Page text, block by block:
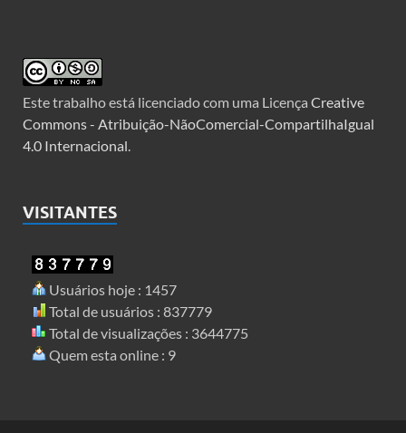
Este trabalho está licenciado com uma Licença Creative
Commons - Atribuição-NãoComercial-CompartilhaIgual
4.0 Internacional
VISITANTES
Usuários hoje : 1457
Total de usuários : 837779
Total de visualizações : 3644775
Quem esta online : 9